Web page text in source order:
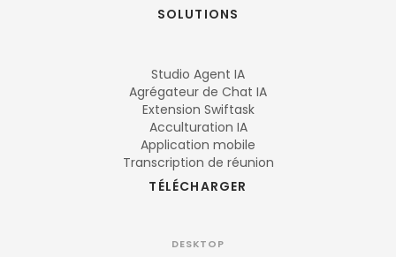
SOLUTIONS
Studio Agent IA
Agrégateur de Chat IA
Extension Swiftask
Acculturation IA
Application mobile
Transcription de réunion
TÉLÉCHARGER
DESKTOP